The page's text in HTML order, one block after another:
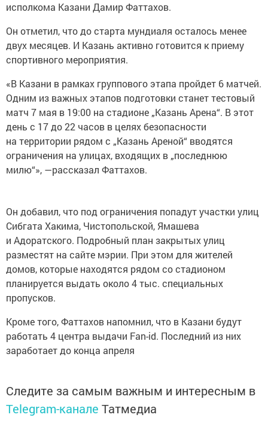
исполкома Казани Дамир Фаттахов.
Он отметил, что до старта мундиаля осталось менее
двух месяцев. И Казань активно готовится к приему
спортивного мероприятия.
«В Казани в рамках группового этапа пройдет 6 матчей.
Одним из важных этапов подготовки станет тестовый
матч 7 мая в 19:00 на стадионе „Казань Арена“. В этот
день с 17 до 22 часов в целях безопасности
на территории рядом с „Казань Ареной“ вводятся
ограничения на улицах, входящих в „последнюю
милю“», —рассказал Фаттахов.
Он добавил, что под ограничения попадут участки улиц
Сибгата Хакима, Чистопольской, Ямашева
и Адоратского. Подробный план закрытых улиц
разместят на сайте мэрии. При этом для жителей
домов, которые находятся рядом со стадионом
планируется выдать около 4 тыс. специальных
пропусков.
Кроме того, Фаттахов напомнил, что в Казани будут
работать 4 центра выдачи Fan-id. Последний из них
заработает до конца апреля
Следите за самым важным и интересным в
Telegram-канале Татмедиа